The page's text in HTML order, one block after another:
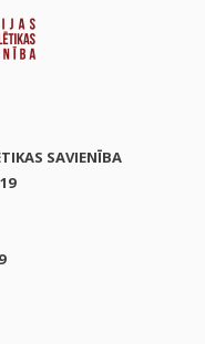
SAVIENĪBA